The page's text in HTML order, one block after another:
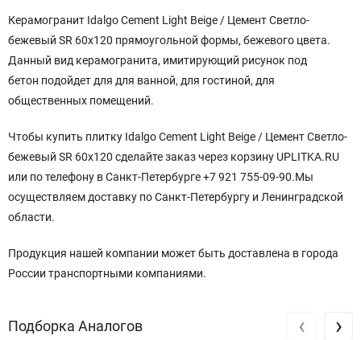
Керамогранит Idalgo Cement Light Beige / Цемент Светло-
бежевый SR 60x120 прямоугольной формы, бежевого цвета.
Данный вид керамогранита, имитирующий рисунок под
бетон подойдет для для ванной, для гостиной, для
общественных помещений.
Чтобы купить плитку Idalgo Cement Light Beige / Цемент Светло-
бежевый SR 60x120 сделайте заказ через корзину UPLITKA.RU
или по телефону в Санкт-Петербурге +7 921 755-09-90.Мы
осуществляем доставку по Санкт-Петербургу и Ленинградской
области.
Продукция нашей компании может быть доставлена в города
России транспортными компаниями.
Подборка Аналогов ‹ ›